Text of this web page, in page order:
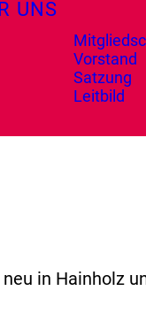
UNS
Vorstand
Satzung
Leitbild
in Hainholz